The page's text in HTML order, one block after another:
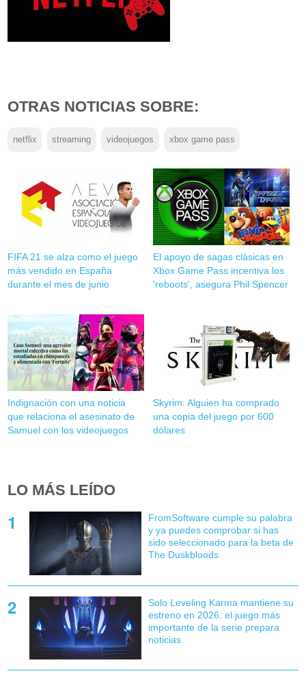
OTRAS NOTICIAS SOBRE:
netflix streaming videojuegos xbox game pass
FIFA 21 se alza como el juego
más vendido en España
durante el mes de junio
El apoyo de sagas clásicas en
Xbox Game Pass incentiva los
'reboots', asegura Phil Spencer
Indignación con una noticia
que relaciona el asesinato de
Samuel con los videojuegos
Skyrim: Alguien ha comprado
una copia del juego por 600
dólares
LO MÁS LEÍDO
FromSoftware cumple su palabra
y ya puedes comprobar si has
sido seleccionado para la beta de
The Duskbloods
Solo Leveling Karma mantiene su
estreno en 2026: el juego más
importante de la serie prepara
noticias